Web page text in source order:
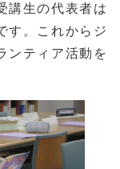
講生の代表者は
す。これからジ
ンティア活動を